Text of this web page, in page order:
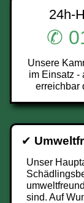
24h-
✆
Unsere
im Einsatz -
erreichbar
✔
Unser
sind. Auf